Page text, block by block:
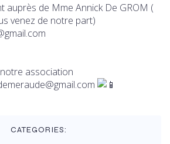
auprès de Mme Annick De GROM (
venez de notre part)
association
CATEGORIES: